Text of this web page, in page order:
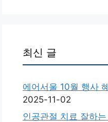
최신 글
에어서울 10월 행사
2025-11-02
인공관절 치료 잘하